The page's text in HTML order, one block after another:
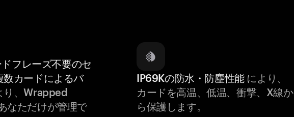
フレーズ不要のセ
カードによるバ
り、Wrapped
なただけが管理で
IP69Kの防水・防塵性能により、
カードを高温、低温、衝撃、X線か
ら保護します。